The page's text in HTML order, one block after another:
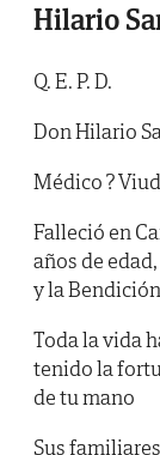
Hilario
Q. E. P. D.
Don Hilario
Médico ?
Falleció en
años de
y la
Toda la vida
tenido la
de tu mano
Sus